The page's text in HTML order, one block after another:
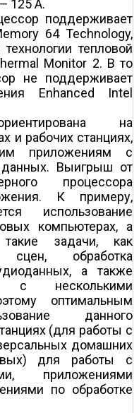
125 А.
поддерживает
64 Technology,
тепловой
Monitor 2. В то
не поддерживает
Enhanced Intel
на
и рабочих станциях,
приложениям с
данных. Выигрыш от
процессора
К примеру,
использование
компьютерах, а
задачи, как
сцен, обработка
а также
с несколькими
оптимальным
данного
(для работы с
домашних
для работы с
приложениями
по обработке